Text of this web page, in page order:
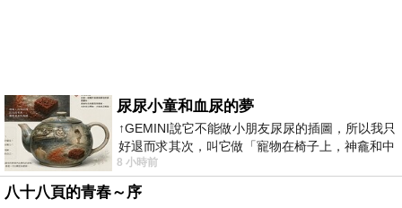
尿尿小童和血尿的夢
↑GEMINI說它不能做小朋友尿尿的插圖，所以我只
好退而求其次，叫它做「寵物在椅子上，神龕和中
年人臉孔」的畫了。 六月底
8 小時前
八十八頁的青春～序